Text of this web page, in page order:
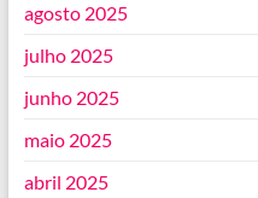
agosto 2025
julho 2025
junho 2025
maio 2025
abril 2025